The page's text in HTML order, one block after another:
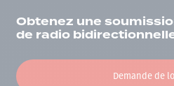
Obtenez une
de radio
Demande de